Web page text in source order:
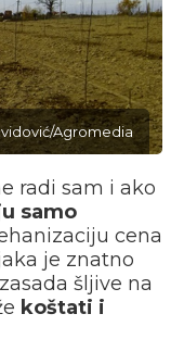
Agromedia
radi sam i ako
samo
cena
je znatno
šljive na
koštati i